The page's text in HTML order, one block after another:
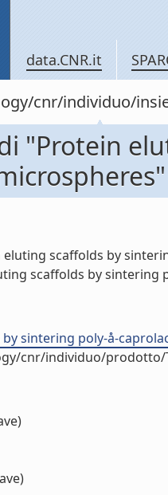
data.CNR.it
cnr/individuo/
"Protein
eluting scaffolds by
scaffolds by sintering
sintering poly-å-
cnr/individuo/prodotto/